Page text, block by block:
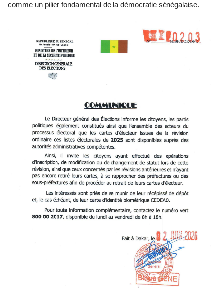
comme un pilier fondamental de la démocratie sénégalaise.